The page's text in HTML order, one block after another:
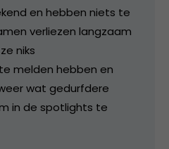
en hebben niets te
verliezen langzaam
niks
melden hebben en
wat gedurfdere
in de spotlights te